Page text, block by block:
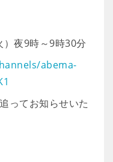
夜9時～9時30分
abema-
ってお知らせいた